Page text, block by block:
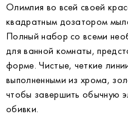
Олимпия во всей своей
квадратным дозатором
Полный набор со всеми
для ванной комнаты,
форме. Чистые, четкие
выполненными из хрома,
чтобы завершить обычную
обивки.